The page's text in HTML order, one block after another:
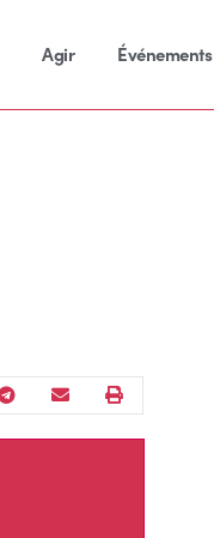
Agir Événements